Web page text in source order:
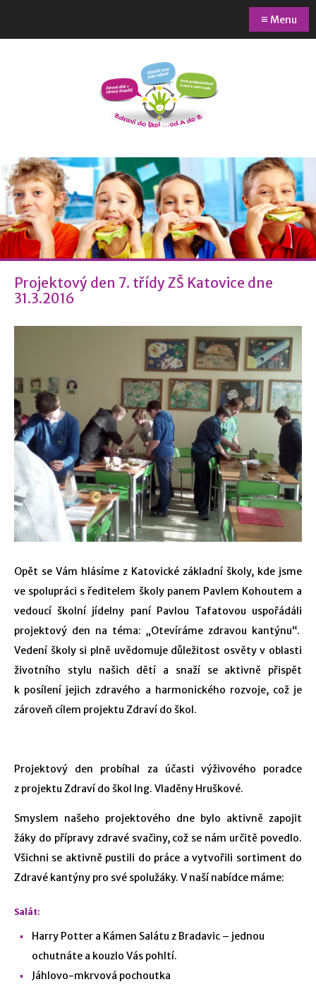
≡ Menu
Projektový den 7. třídy ZŠ Katovice dne
31.3.2016
Opět se Vám hlásíme z Katovické základní školy, kde jsme
ve spolupráci s ředitelem školy panem Pavlem Kohoutem a
vedoucí školní jídelny paní Pavlou Tafatovou uspořádáli
projektový den na téma: „Otevíráme zdravou kantýnu“.
Vedení školy si plně uvědomuje důležitost osvěty v oblasti
životního stylu našich dětí a snaží se aktivně přispět
k posílení jejich zdravého a harmonického rozvoje, což je
zároveň cílem projektu Zdraví do škol.
Projektový den probíhal za účasti výživového poradce
z projektu Zdraví do škol Ing. Vladěny Hruškové.
Smyslem našeho projektového dne bylo aktivně zapojit
žáky do přípravy zdravé svačiny, což se nám určitě povedlo.
Všichni se aktivně pustili do práce a vytvořili sortiment do
Zdravé kantýny pro své spolužáky. V naší nabídce máme:
Salát:
Harry Potter a Kámen Salátu z Bradavic – jednou
ochutnáte a kouzlo Vás pohltí.
Jáhlovo-mkrvová pochoutka